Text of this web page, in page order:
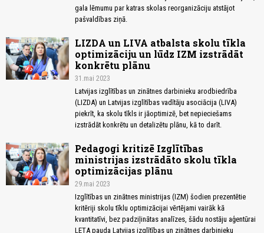
gala lēmumu par katras skolas reorganizāciju atstājot
pašvaldības ziņā.
LIZDA un LIVA atbalsta skolu tīkla
optimizāciju un lūdz IZM izstrādāt
konkrētu plānu
31.mai 2023
Latvijas izglītības un zinātnes darbinieku arodbiedrība
(LIZDA) un Latvijas izglītības vadītāju asociācija (LIVA)
piekrīt, ka skolu tīkls ir jāoptimizē, bet nepieciešams
izstrādāt konkrētu un detalizētu plānu, kā to darīt.
Pedagogi kritizē Izglītības
ministrijas izstrādāto skolu tīkla
optimizācijas plānu
29.mai 2023
Izglītības un zinātnes ministrijas (IZM) šodien prezentētie
kritēriji skolu tīklu optimizācijai vērtējami vairāk kā
kvantitatīvi, bez padziļinātas analīzes, šādu nostāju aģentūrai
LETA pauda Latvijas izglītības un zinātnes darbinieku